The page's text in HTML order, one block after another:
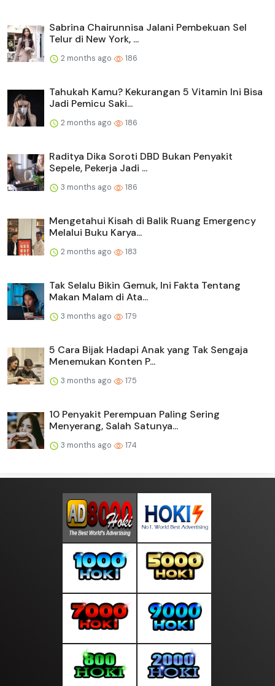
Sabrina Chairunnisa Jalani Pembekuan Sel
Telur di New York, ...
2 months ago 186
Tahukah Kamu? Kekurangan 5 Vitamin Ini Bisa
Jadi Pemicu Saki...
2 months ago 186
Raditya Dika Soroti DBD Bukan Penyakit
Sepele, Pekerja Jadi ...
3 months ago 186
Mengetahui Kisah di Balik Ruang Emergency
Melalui Buku Karya...
2 months ago 183
Tak Selalu Bikin Gemuk, Ini Fakta Tentang
Makan Malam di Ata...
3 months ago 179
5 Cara Bijak Hadapi Anak yang Tak Sengaja
Menemukan Konten P...
3 months ago 175
10 Penyakit Perempuan Paling Sering
Menyerang, Salah Satunya...
3 months ago 174